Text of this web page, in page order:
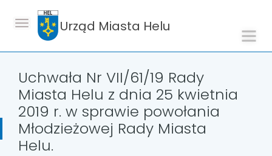
Urząd Miasta Helu
Uchwała Nr VII/61/19 Rady
Miasta Helu z dnia 25 kwietnia
2019 r. w sprawie powołania
Młodzieżowej Rady Miasta
Helu.